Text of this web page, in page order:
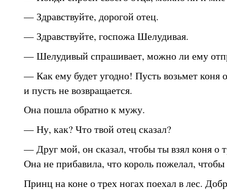
— Здравствуйте, дорогой отец.
— Здравствуйте, госпожа Шелудивая.
— Шелудивый спрашивает, можно ли ему
— Как ему будет угодно! Пусть возьмет коня
и пусть не возвращается.
Она пошла обратно к мужу.
— Ну, как? Что твой отец сказал?
— Друг мой, он сказал, чтобы ты взял коня о
Она не прибавила, что король пожелал, чтобы
Принц на коне о трех ногах поехал в лес.